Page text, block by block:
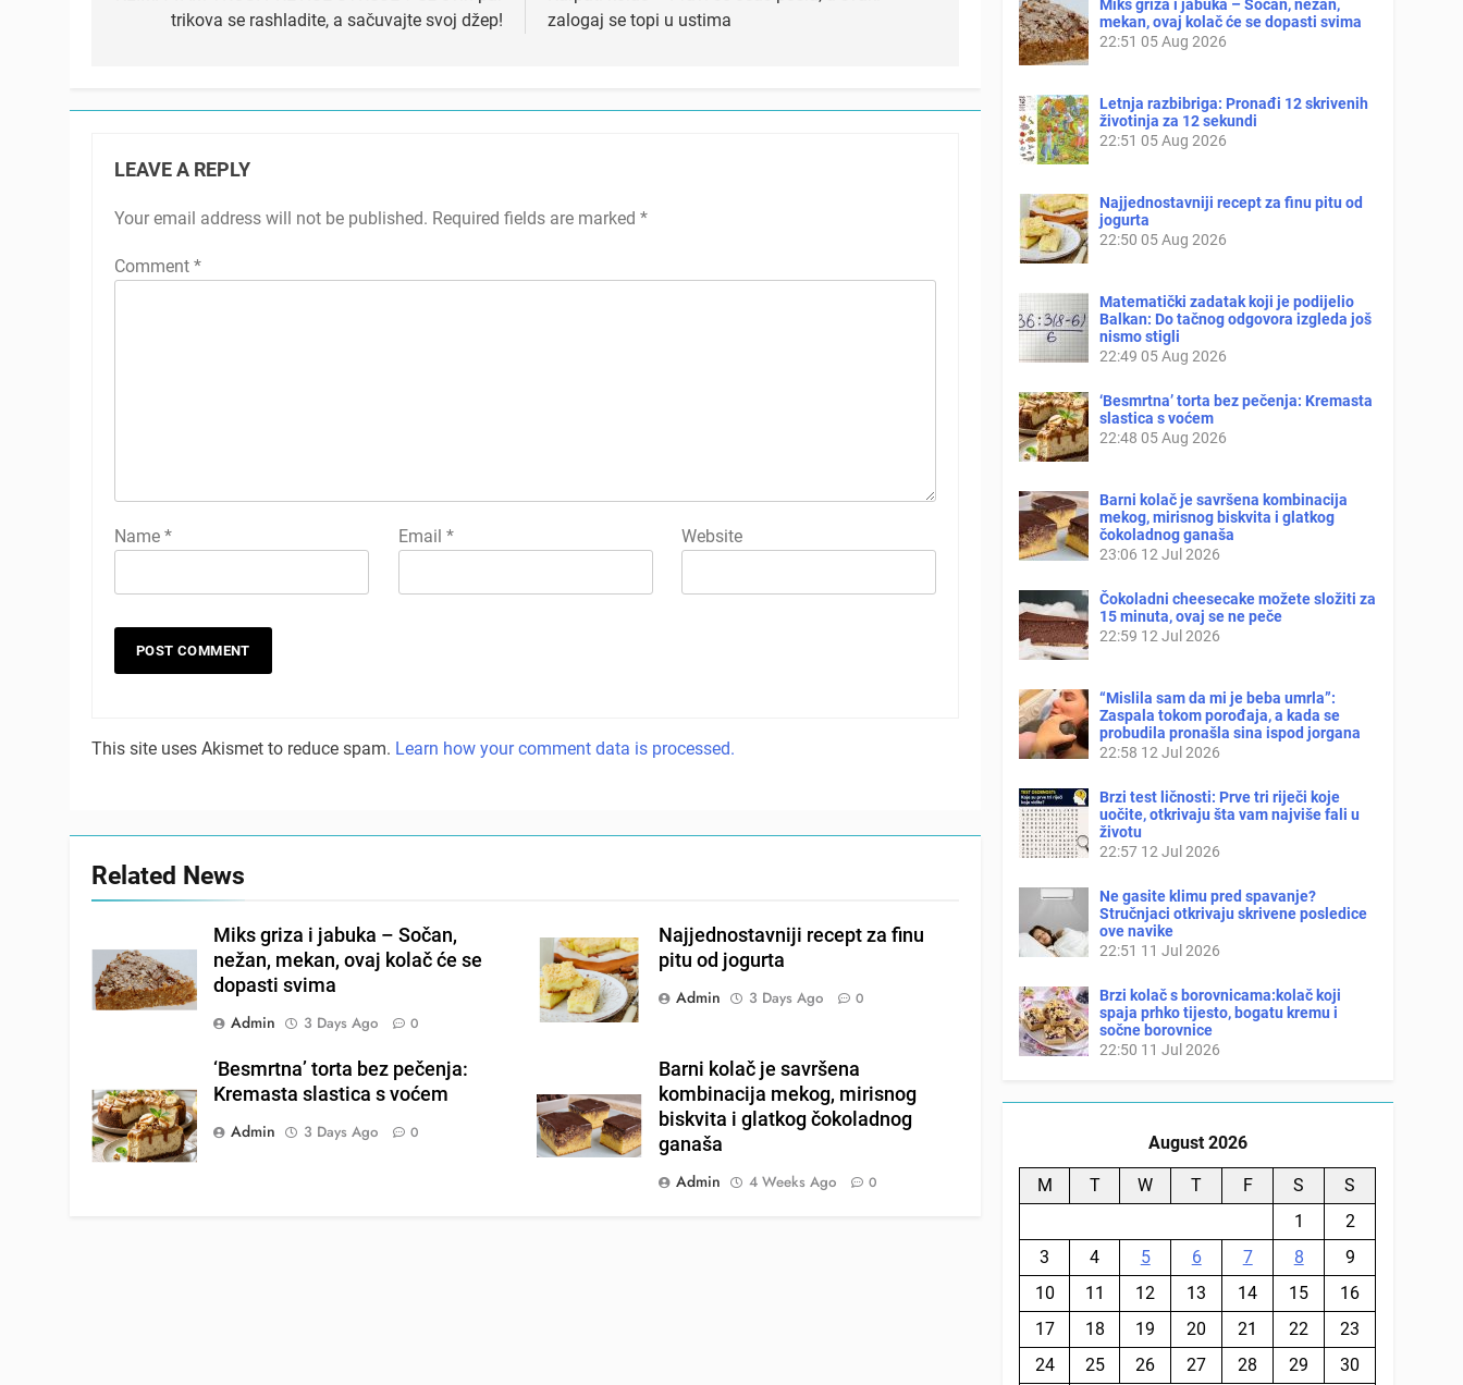
trikova se rashladite, a sačuvajte svoj džep!
zalogaj se topi u ustima
LEAVE A REPLY
Your email address will not be published. Required fields are marked *
Comment *
Name * Email * Website
This site uses Akismet to reduce spam. Learn how your comment data is processed.
Related News
Miks griza i jabuka – Sočan,
nežan, mekan, ovaj kolač će se
dopasti svima
Admin
3 Days Ago 0
Najjednostavniji recept za finu
pitu od jogurta
Admin
3 Days Ago 0
‘Besmrtna’ torta bez pečenja:
Kremasta slastica s voćem
Admin
3 Days Ago 0
Barni kolač je savršena
kombinacija mekog, mirisnog
biskvita i glatkog čokoladnog
ganaša
Admin
4 Weeks Ago 0
Miks griza i jabuka – Sočan, nežan,
mekan, ovaj kolač će se dopasti svima
22:51 05 Aug 2026
Letnja razbibriga: Pronađi 12 skrivenih
životinja za 12 sekundi
22:51 05 Aug 2026
Najjednostavniji recept za finu pitu od
jogurta
22:50 05 Aug 2026
Matematički zadatak koji je podijelio
Balkan: Do tačnog odgovora izgleda još
nismo stigli
22:49 05 Aug 2026
‘Besmrtna’ torta bez pečenja: Kremasta
slastica s voćem
22:48 05 Aug 2026
Barni kolač je savršena kombinacija
mekog, mirisnog biskvita i glatkog
čokoladnog ganaša
23:06 12 Jul 2026
Čokoladni cheesecake možete složiti za
15 minuta, ovaj se ne peče
22:59 12 Jul 2026
“Mislila sam da mi je beba umrla”:
Zaspala tokom porođaja, a kada se
probudila pronašla sina ispod jorgana
22:58 12 Jul 2026
Brzi test ličnosti: Prve tri riječi koje
uočite, otkrivaju šta vam najviše fali u
životu
22:57 12 Jul 2026
Ne gasite klimu pred spavanje?
Stručnjaci otkrivaju skrivene posledice
ove navike
22:51 11 Jul 2026
Brzi kolač s borovnicama:kolač koji
spaja prhko tijesto, bogatu kremu i
sočne borovnice
22:50 11 Jul 2026
August 2026
M T W T F S
S
1
2
3
4 5 6 7 8
9
10
11 12 13 14 15
16
17
18 19 20 21 22
23
24
25 26 27 28 29 30